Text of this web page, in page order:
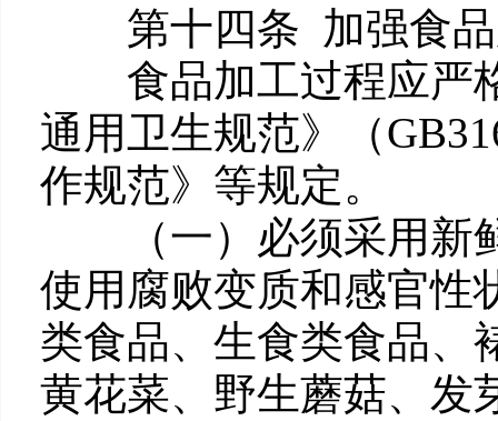
第十四条 加强食品
食品加工过程应严格
通用卫生规范》（
作规范》等规定。
（一）必须采用新鲜
使用腐败变质和感官性
类食品、生食类食品、
黄花菜、野生蘑菇、发